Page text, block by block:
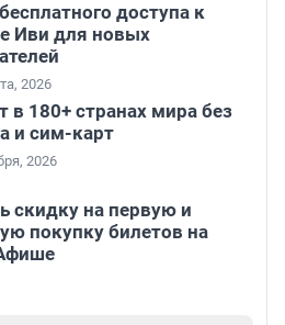
доступа к
Иви для новых
2026
в 180+ странах мира без
и сим-карт
2026
скидку на первую и
покупку билетов на